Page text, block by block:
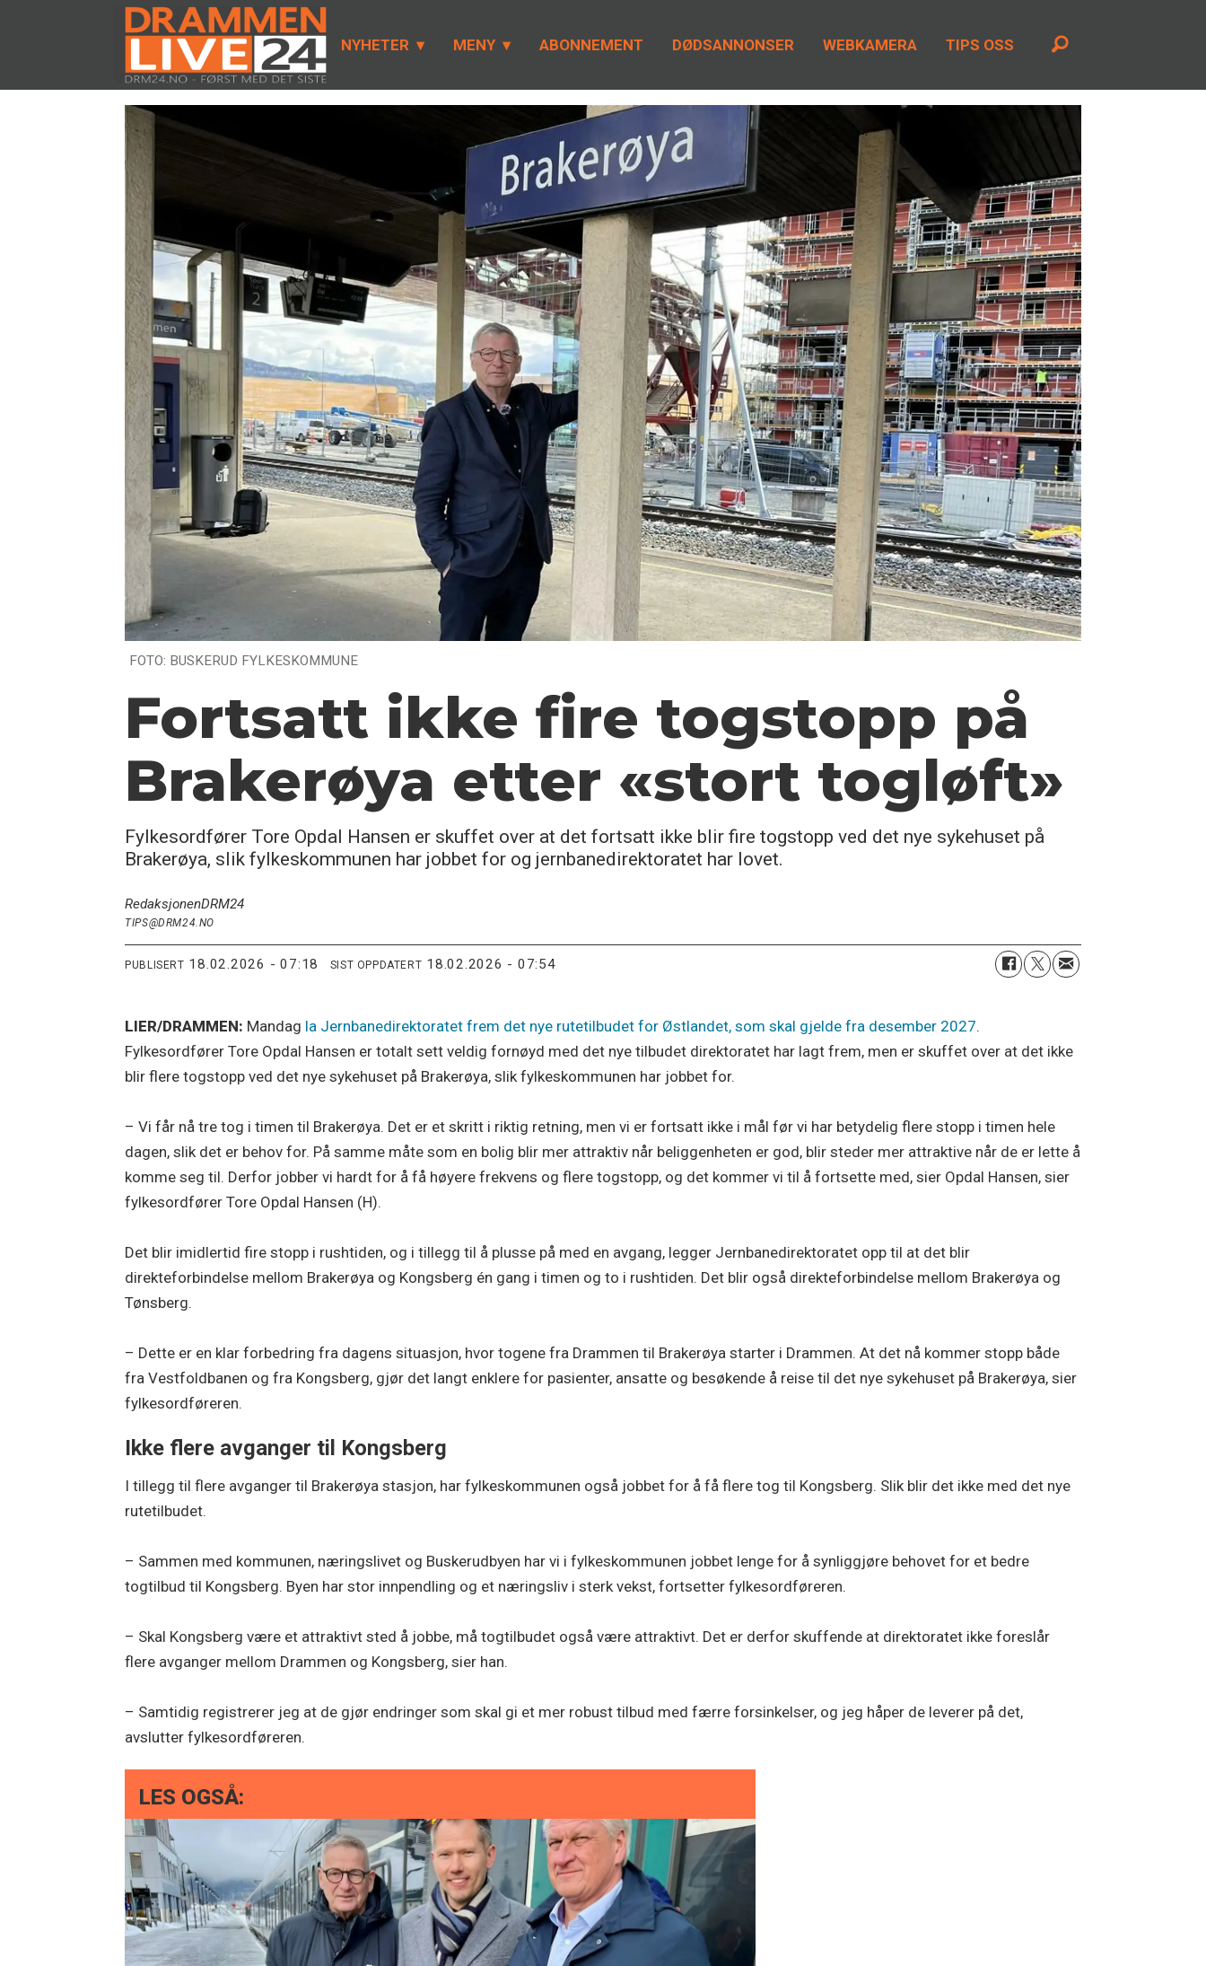
NYHETER MENY ABONNEMENT DØDSANNONSER WEBKAMERA TIPS OSS
FOTO: BUSKERUD FYLKESKOMMUNE
Fortsatt ikke fire togstopp på
Brakerøya etter «stort togløft»
Fylkesordfører Tore Opdal Hansen er skuffet over at det fortsatt ikke blir fire togstopp ved det nye sykehuset på
Brakerøya, slik fylkeskommunen har jobbet for og jernbanedirektoratet har lovet.
RedaksjonenDRM24
TIPS@DRM24.NO
PUBLISERT 18.02.2026 - 07:18 SIST OPPDATERT 18.02.2026 - 07:54
LIER/DRAMMEN: Mandag la Jernbanedirektoratet frem det nye rutetilbudet for Østlandet, som skal gjelde fra desember 2027.
Fylkesordfører Tore Opdal Hansen er totalt sett veldig fornøyd med det nye tilbudet direktoratet har lagt frem, men er skuffet over at det ikke
blir flere togstopp ved det nye sykehuset på Brakerøya, slik fylkeskommunen har jobbet for.
– Vi får nå tre tog i timen til Brakerøya. Det er et skritt i riktig retning, men vi er fortsatt ikke i mål før vi har betydelig flere stopp i timen hele
dagen, slik det er behov for. På samme måte som en bolig blir mer attraktiv når beliggenheten er god, blir steder mer attraktive når de er lette å
komme seg til. Derfor jobber vi hardt for å få høyere frekvens og flere togstopp, og det kommer vi til å fortsette med, sier Opdal Hansen, sier
fylkesordfører Tore Opdal Hansen (H).
Det blir imidlertid fire stopp i rushtiden, og i tillegg til å plusse på med en avgang, legger Jernbanedirektoratet opp til at det blir
direkteforbindelse mellom Brakerøya og Kongsberg én gang i timen og to i rushtiden. Det blir også direkteforbindelse mellom Brakerøya og
Tønsberg.
– Dette er en klar forbedring fra dagens situasjon, hvor togene fra Drammen til Brakerøya starter i Drammen. At det nå kommer stopp både
fra Vestfoldbanen og fra Kongsberg, gjør det langt enklere for pasienter, ansatte og besøkende å reise til det nye sykehuset på Brakerøya, sier
fylkesordføreren.
Ikke flere avganger til Kongsberg
I tillegg til flere avganger til Brakerøya stasjon, har fylkeskommunen også jobbet for å få flere tog til Kongsberg. Slik blir det ikke med det nye
rutetilbudet.
– Sammen med kommunen, næringslivet og Buskerudbyen har vi i fylkeskommunen jobbet lenge for å synliggjøre behovet for et bedre
togtilbud til Kongsberg. Byen har stor innpendling og et næringsliv i sterk vekst, fortsetter fylkesordføreren.
– Skal Kongsberg være et attraktivt sted å jobbe, må togtilbudet også være attraktivt. Det er derfor skuffende at direktoratet ikke foreslår
flere avganger mellom Drammen og Kongsberg, sier han.
– Samtidig registrerer jeg at de gjør endringer som skal gi et mer robust tilbud med færre forsinkelser, og jeg håper de leverer på det,
avslutter fylkesordføreren.
LES OGSÅ: